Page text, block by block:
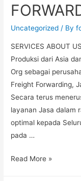
Uncategorized / By
SERVICES ABOUT
Produksi dari Asia
Org sebagai
Freight Forwarding,
Secara terus
layanan Jasa dalam
optimal kepada
pada …
Read More »